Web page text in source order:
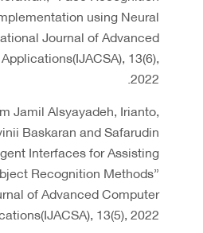
using Neural
Journal of Advanced
13(6),
2022.
Jamil Alsyayadeh, Irianto,
Baskaran and Safarudin
Interfaces for Assisting
Recognition Methods”
of Advanced Computer
13(5), 2022.